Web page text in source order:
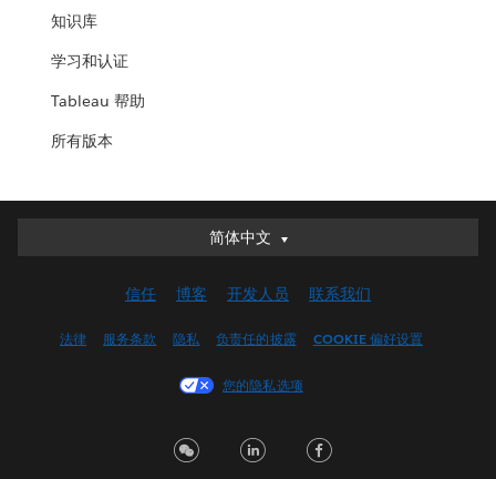
知识库
学习和认证
Tableau 帮助
所有版本
简体中文
简体中文
English (UK)
Français (Canada)
Italiano
信任 博客 开发人员 联系我们
法律 服务条款 隐私 负责任的披露 COOKIE 偏好设置
您的隐私选项